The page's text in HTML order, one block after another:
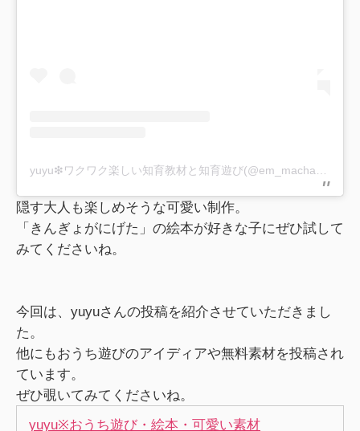
隠す大人も楽しめそうな可愛い制作。
「きんぎょがにげた」の絵本が好きな子にぜひ試して
みてくださいね。
今回は、yuyuさんの投稿を紹介させていただきまし
た。
他にもおうち遊びのアイディアや無料素材を投稿され
ています。
ぜひ覗いてみてくださいね。
yuyu※おうち遊び・絵本・可愛い素材